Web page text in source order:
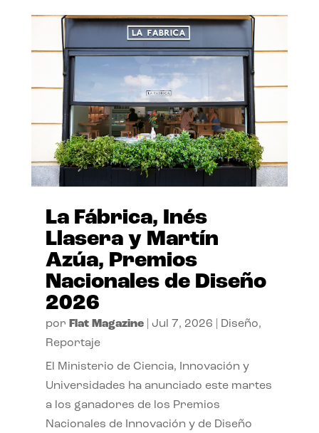
La Fábrica, Inés
Llasera y Martín
Azúa, Premios
Nacionales de Diseño
2026
por Flat Magazine| Jul 7, 2026 Diseño,
Reportaje
El Ministerio de Ciencia, Innovación y
Universidades ha anunciado este martes
a los ganadores de los Premios
Nacionales de Innovación y de Diseño